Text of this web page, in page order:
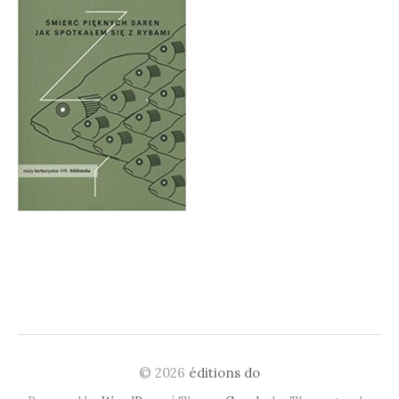
© 2026 éditions do